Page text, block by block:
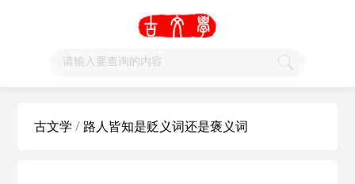
古文学 /路人皆知是贬义词还是褒义词